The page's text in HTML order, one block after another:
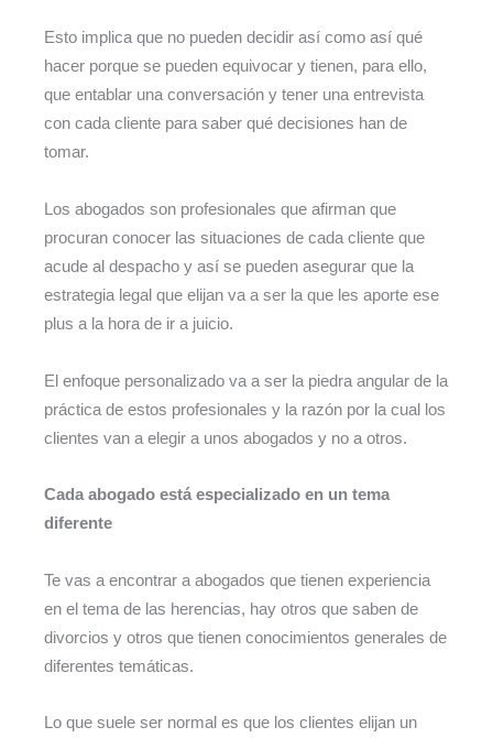
Esto implica que no pueden decidir así como así qué
hacer porque se pueden equivocar y tienen, para ello,
que entablar una conversación y tener una entrevista
con cada cliente para saber qué decisiones han de
tomar.
Los abogados son profesionales que afirman que
procuran conocer las situaciones de cada cliente que
acude al despacho y así se pueden asegurar que la
estrategia legal que elijan va a ser la que les aporte ese
plus a la hora de ir a juicio.
El enfoque personalizado va a ser la piedra angular de la
práctica de estos profesionales y la razón por la cual los
clientes van a elegir a unos abogados y no a otros.
Cada abogado está especializado en un tema
diferente
Te vas a encontrar a abogados que tienen experiencia
en el tema de las herencias, hay otros que saben de
divorcios y otros que tienen conocimientos generales de
diferentes temáticas.
Lo que suele ser normal es que los clientes elijan un